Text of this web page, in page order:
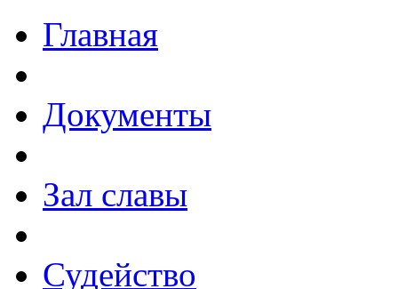
Главная
Документы
Зал славы
Судейство